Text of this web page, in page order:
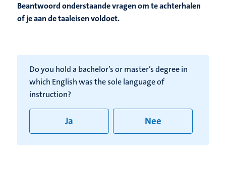
Beantwoord onderstaande vragen om te achterhalen
of je aan de taaleisen voldoet.
Do you hold a bachelor’s or master’s degree in
which English was the sole language of
instruction?
Ja Nee